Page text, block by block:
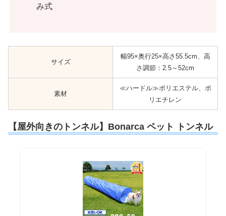
み式
サイズ
幅95×奥行25×高さ55.5cm、高
さ調節：2.5～52cm
素材
≪ハードル≫ポリエステル、ポ
リエチレン
【屋外向きのトンネル】Bonarca ペット トンネル